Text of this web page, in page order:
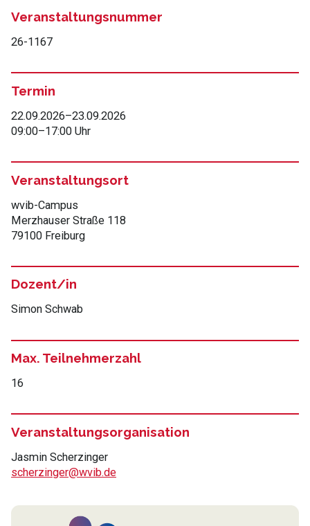
Veranstaltungsnummer
26-1167
Termin
22.09.2026–23.09.2026
09:00–17:00 Uhr
Veranstaltungsort
wvib-Campus
Merzhauser Straße 118
79100 Freiburg
Dozent/in
Simon Schwab
Max. Teilnehmerzahl
16
Veranstaltungsorganisation
Jasmin Scherzinger
scherzinger@wvib.de